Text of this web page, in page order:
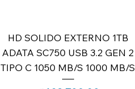
HD SOLIDO EXTERNO 1TB
ADATA SC750 USB 3.2 GEN 2
TIPO C 1050 MB/S 1000 MB/S